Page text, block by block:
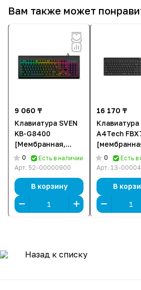
Вам также может
9 060 ₸
Клавиатура SVEN
KB-G8400
[Мембранная,
проводная,
клавиш - 104,
черная]
0
Есть в наличии
Арт. 52-00000900
В корзину
16 170 ₸
Клавиатура
A4Tech
черная]
0
Есть в
Арт. 13-
В
Назад к списку